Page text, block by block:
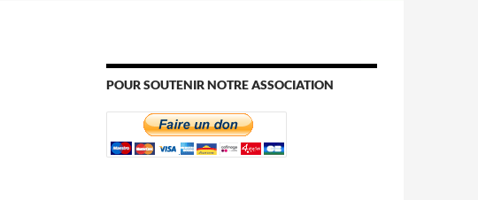
POUR SOUTENIR NOTRE ASSOCIATION